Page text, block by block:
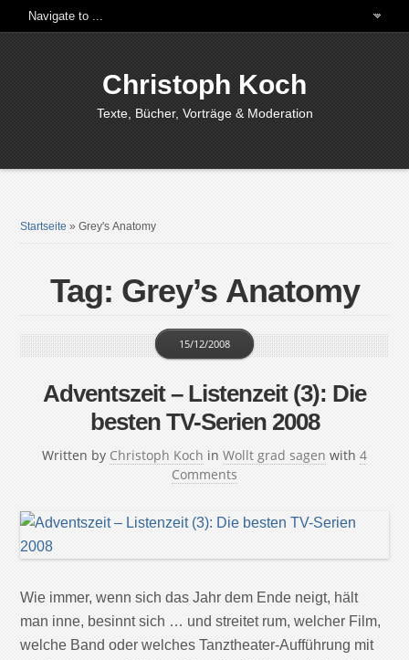
Christoph Koch
Texte, Bücher, Vorträge & Moderation
Startseite »Grey's Anatomy
Tag: Grey’s Anatomy
Adventszeit – Listenzeit (3): Die
besten TV-Serien 2008
Written by Christoph Koch
15/12/2008
in Wollt grad sagen with 4
Comments
Wie immer, wenn sich das Jahr dem Ende neigt, hält
man inne, besinnt sich … und streitet rum, welcher Film,
welche Band oder welches Tanztheater-Aufführung mit